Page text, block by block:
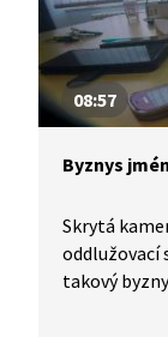
08:57
Byznys
Skrytá
oddlužovací
takový